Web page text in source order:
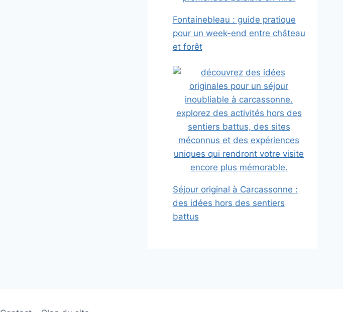
Fontainebleau : guide pratique
pour un week-end entre château
et forêt
Séjour original à Carcassonne :
des idées hors des sentiers
battus